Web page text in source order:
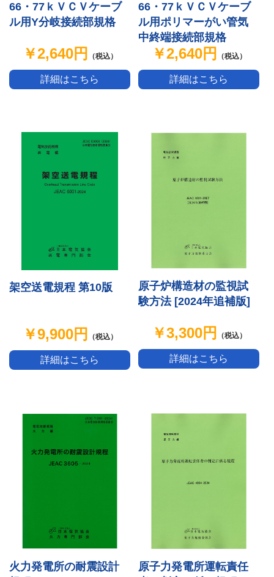
66・77ｋＶＣＶケーブ
ル用Y分岐接続部規格
￥2,640円 （税込）
詳細はこちら
66・77ｋＶＣＶケーブ
ル用ポリマーがい管気
中終端接続部規格
￥2,640円 （税込）
詳細はこちら
架空送電規程 第10版
￥9,900円 （税込）
詳細はこちら
原子炉構造材の監視試
験方法 [2024年追補版]
￥3,300円 （税込）
詳細はこちら
火力発電所の耐震設計
原子力発電所運転責任